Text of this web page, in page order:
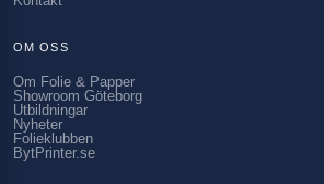
OM OSS
Om Folie & Papper
Showroom Göteborg
Utbildningar
Nyheter
Folieklubben
BytPrinter.se